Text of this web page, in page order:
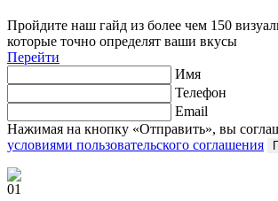
Пройдите наш гайд из более чем 150
которые точно определят ваши вкусы
Перейти
Имя
Телефон
Email
Нажимая на кнопку «Отправить», вы
условиями пользовательского соглашения
01